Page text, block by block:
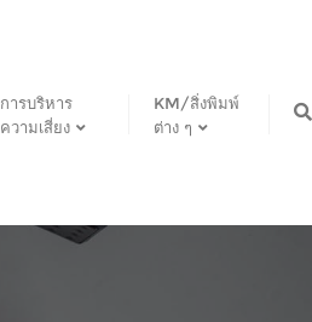
การบริหาร
ความเสี่ยง
KM/สิ่งพิมพ์
ต่าง ๆ